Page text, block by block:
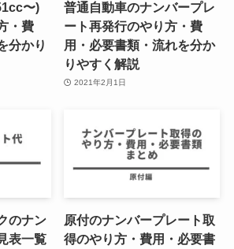
〜)
・費
分かり
普通自動車のナンバープレ
ート再発行のやり方・費
用・必要書類・流れを分か
りやすく解説
2021年2月1日
のナン
表一覧
原付のナンバープレート取
得のやり方・費用・必要書